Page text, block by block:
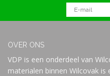
OVER ONS
VDP is een onderdeel van
materialen binnen Wilcovak is